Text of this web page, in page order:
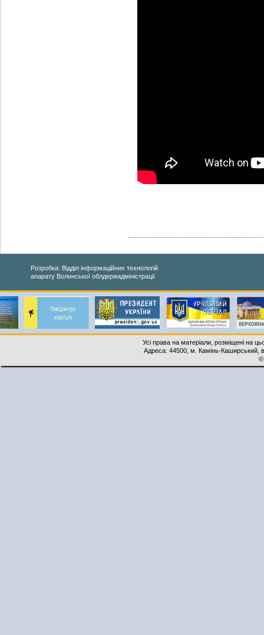
Розробка: Відділ інформаційних технологій
апарату Волинської облдержадміністрації
Усі права на матеріали, розміщені на
Адреса: 44500, м. Камінь-Каширський,
©